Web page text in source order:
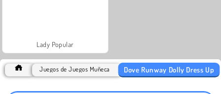
Lady Popular
Juegos de Juegos Muñeca Dove Runway Dolly Dress Up